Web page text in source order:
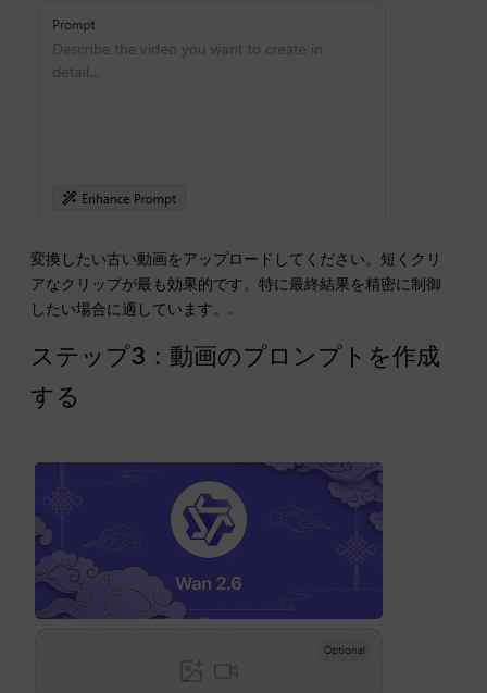
変換したい古い動画をアップロードしてください。短くクリ
アなクリップが最も効果的です。特に最終結果を精密に制御
したい場合に適しています。.
ステップ3：動画のプロンプトを作成
する